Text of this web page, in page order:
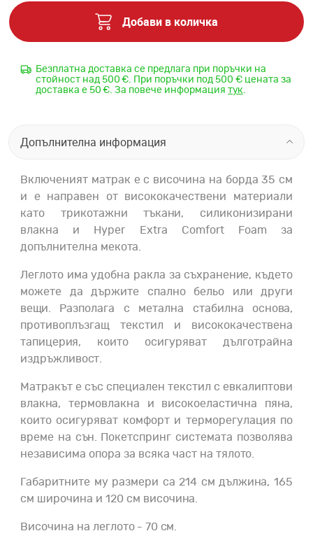
Добави в количка
Безплатна доставка се предлага при поръчки на
стойност над 500 €. При поръчки под 500 € цената за
доставка е 50 €. За повече информация тук.
Допълнителна информация
Включеният матрак е с височина на борда 35 см
и е направен от висококачествени материали
като трикотажни тъкани, силиконизирани
влакна и Hyper Extra Comfort Foam за
допълнителна мекота.
Леглото има удобна ракла за съхранение, където
можете да държите спално бельо или други
вещи. Разполага с метална стабилна основа,
противоплъзгащ текстил и висококачествена
тапицерия, които осигуряват дълготрайна
издръжливост.
Матракът е със специален текстил с евкалиптови
влакна, термовлакна и високоеластична пяна,
които осигуряват комфорт и терморегулация по
време на сън. Покетспринг системата позволява
независима опора за всяка част на тялото.
Габаритните му размери са 214 см дължина, 165
см широчина и 120 см височина.
Височина на леглото - 70 см.